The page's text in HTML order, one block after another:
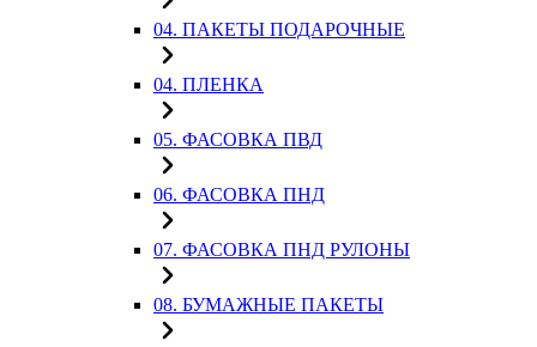
04. ПАКЕТЫ ПОДАРОЧНЫЕ
04. ПЛЕНКА
05. ФАСОВКА ПВД
06. ФАСОВКА ПНД
07. ФАСОВКА ПНД РУЛОНЫ
08. БУМАЖНЫЕ ПАКЕТЫ